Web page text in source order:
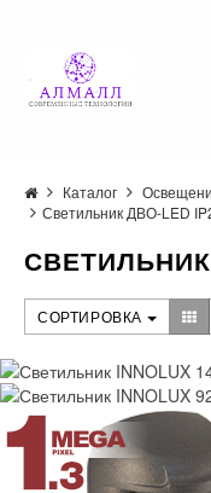
Каталог
Светильник ДВО-LED
СВЕТИЛЬНИК
СОРТИРОВКА